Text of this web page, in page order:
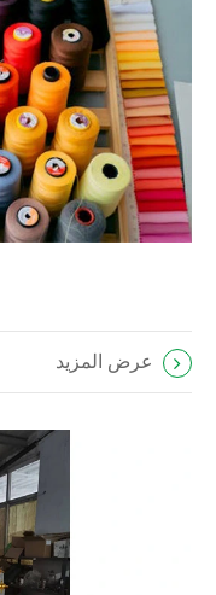
عرض المزيد